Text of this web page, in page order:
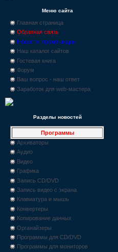
Меню сайта
Главная страница
Обратная связь
Новости, промо-акции
Наш каталог сайтов
Гостевая книга
Форум
Ваш вопрос - наш ответ
Заработок для web-мастера
Разделы новостей
Программы
Архиваторы
Аудио
Видео
Графика
Запись CD/DVD
Запись видео с экрана
Клавиатура и мышь
Конвертеры
Копирование данных
Органайзеры
Программы для CD/DVD
Программы для мониторов